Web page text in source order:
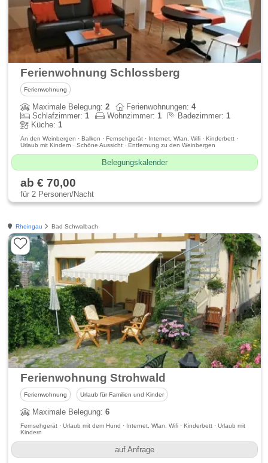
Ferienwohnung Schlossberg
Ferienwohnung
Maximale Belegung:2 Ferienwohnungen:4
Schlafzimmer:1 Wohnzimmer:1 Badezimmer:1
Küche:1
An den Weinbergen · Balkon · Fernsehgerät · Internet, Wlan, Wifi · Kinderbett ·
Urlaub mit Kindern · Schöne Aussicht · Entfernung zu den Weinbergen
Belegungskalender
ab € 70,00
für 2 Personen/Nacht
Rheingau Bad Schwalbach
Ferienwohnung Strohwald
Ferienwohnung Urlaub für Familien und Kinder
Maximale Belegung:6
Fernsehgerät · Urlaub mit dem Hund · Internet, Wlan, Wifi · Kinderbett · Urlaub mit
Kindern
auf Anfrage